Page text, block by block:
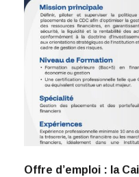
Offre d’emploi : la